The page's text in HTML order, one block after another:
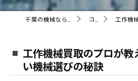
コラム 工作機械買
工作機械買取のプロが教
い機械選びの秘訣